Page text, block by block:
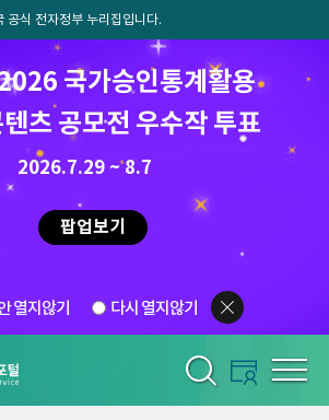
공식 전자정부 누리집입니다.
국가승인통계활용
츠 공모전 우수작 투표
2026.7.29 ~ 8.7
팝업보기
열지않기 다시 열지않기